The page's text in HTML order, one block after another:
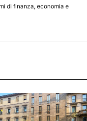
di finanza, economia e